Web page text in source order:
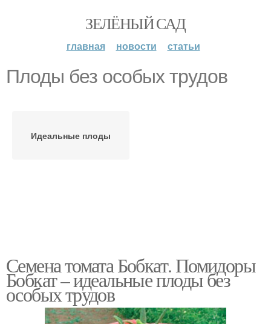
ЗЕЛЁНЫЙ САД
главная новости статьи
Плоды без особых трудов
Идеальные плоды
Семена томата Бобкат. Помидоры
Бобкат – идеальные плоды без
особых трудов